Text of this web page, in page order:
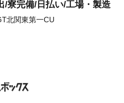
/寮完備/日払い/工場・製造
北関東第一CU